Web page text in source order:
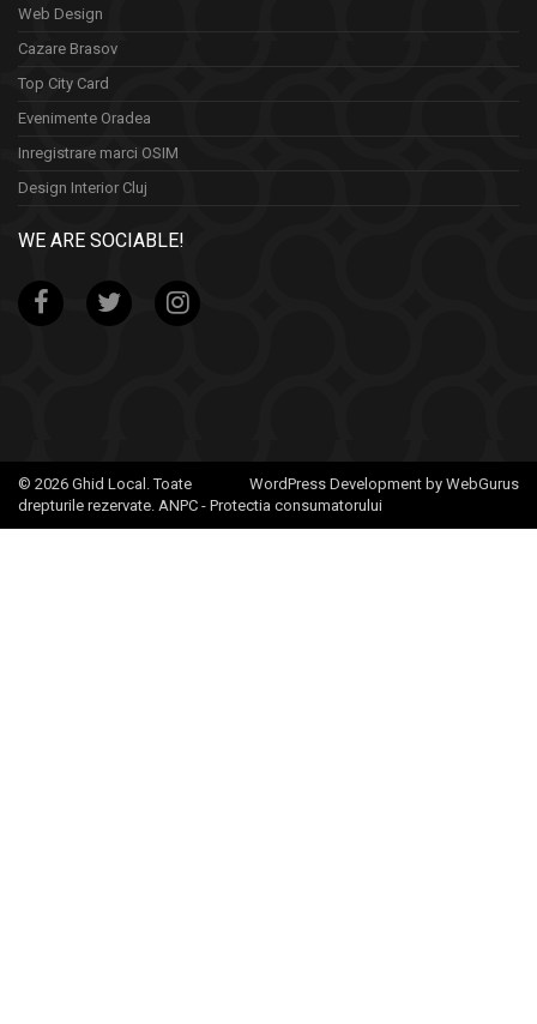
Web Design
Cazare Brasov
Top City Card
Evenimente Oradea
Inregistrare marci OSIM
Design Interior Cluj
WE ARE SOCIABLE!
WordPress Development by WebGurus
© 2026 Ghid Local. Toate
drepturile rezervate. ANPC - Protectia consumatorului